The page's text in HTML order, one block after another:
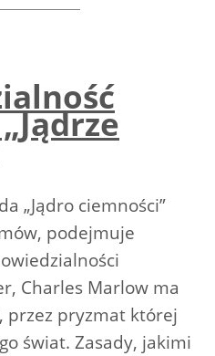
„Jądro ciemności”
podejmuje
Charles Marlow ma
przez pryzmat której
świat. Zasady, jakimi